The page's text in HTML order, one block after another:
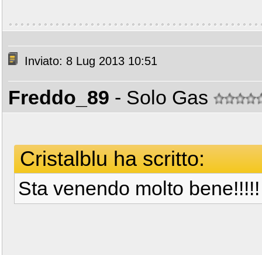
Inviato: 8 Lug 2013 10:51
Freddo_89 - Solo Gas
Cristalblu ha scritto:
Sta venendo molto bene!!!!!